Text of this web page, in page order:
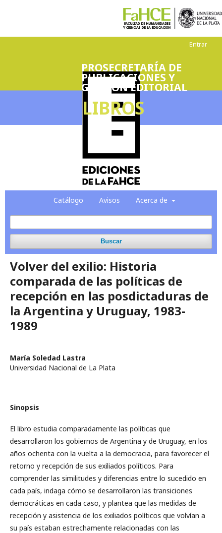
PROSECRETARÍA DE
PUBLICACIONES Y
GESTIÓN EDITORIAL
LIBROS
Catálogo Avisos Acerca de
Buscar
Entrar
Volver del exilio: Historia
comparada de las políticas de
recepción en las posdictaduras de
la Argentina y Uruguay, 1983-
1989
María Soledad Lastra
Universidad Nacional de La Plata
Sinopsis
El libro estudia comparadamente las políticas que
desarrollaron los gobiernos de Argentina y de Uruguay, en los
años ochenta con la vuelta a la democracia, para favorecer el
retorno y recepción de sus exiliados políticos. Para
comprender las similitudes y diferencias entre lo sucedido en
cada país, indaga cómo se desarrollaron las transiciones
democráticas en cada caso, y plantea que las medidas de
recepción y asistencia de los exiliados políticos que volvían a
su país estaban estrechamente relacionadas con las